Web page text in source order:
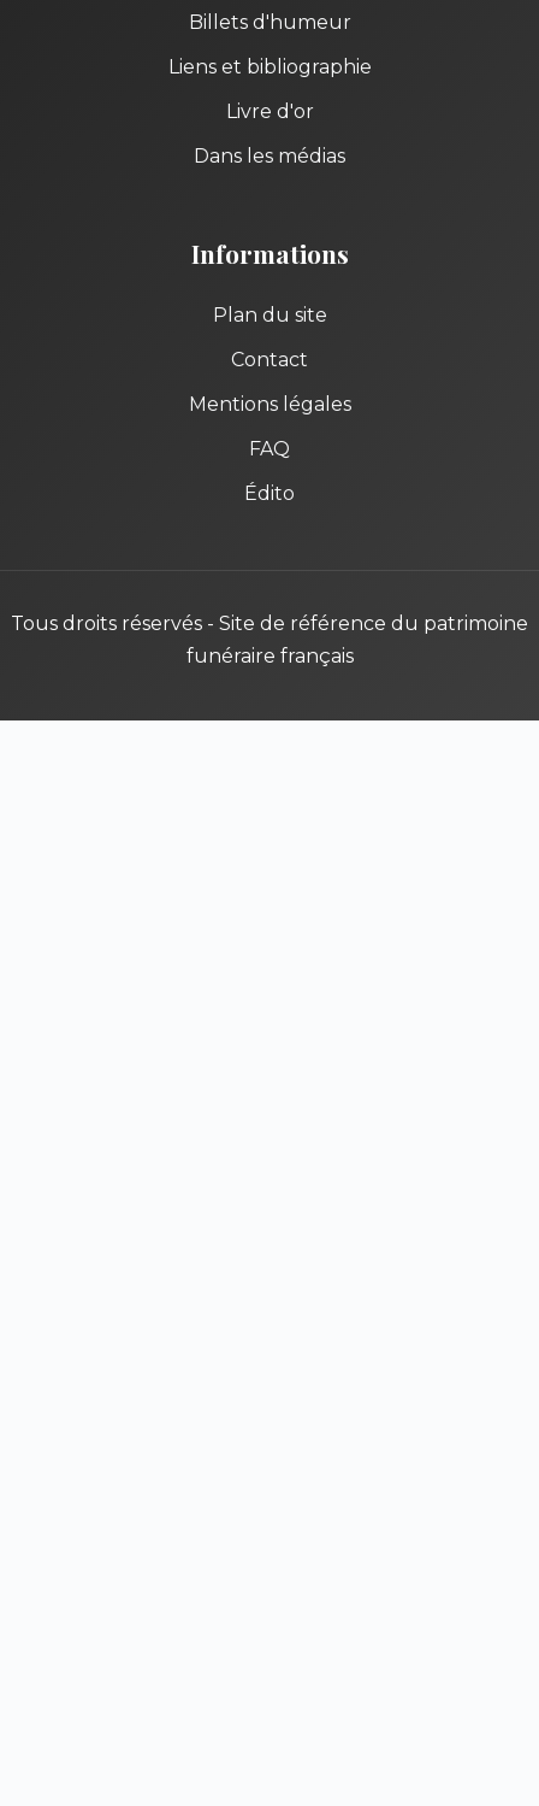
Billets d'humeur
Liens et bibliographie
Livre d'or
Dans les médias
Informations
Plan du site
Contact
Mentions légales
FAQ
Édito
Tous droits réservés - Site de référence du patrimoine
funéraire français